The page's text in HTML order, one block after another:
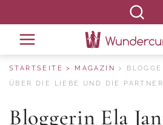
STARTSEITE MAGAZIN
ÜBER DIE LIEBE UND DIE
Bloggerin Ela